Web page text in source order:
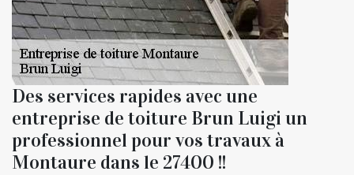
Des services rapides avec une
entreprise de toiture Brun Luigi un
professionnel pour vos travaux à
Montaure dans le 27400 !!